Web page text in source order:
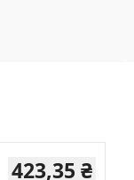
423,35 ₴